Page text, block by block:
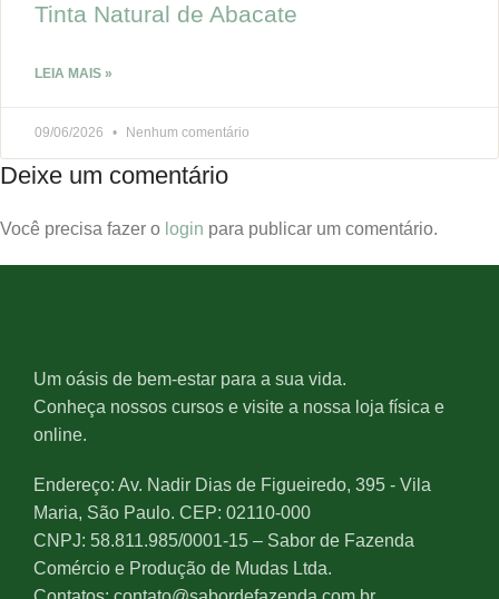
Tinta Natural de Abacate
LEIA MAIS »
09/06/2026 Nenhum comentário
Deixe um comentário
Você precisa fazer o login para publicar um comentário.
Um oásis de bem-estar para a sua vida.
Conheça nossos cursos e visite a nossa loja física e
online.
Endereço: Av. Nadir Dias de Figueiredo, 395 - Vila
Maria, São Paulo. CEP: 02110-000
CNPJ: 58.811.985/0001-15 – Sabor de Fazenda
Comércio e Produção de Mudas Ltda.